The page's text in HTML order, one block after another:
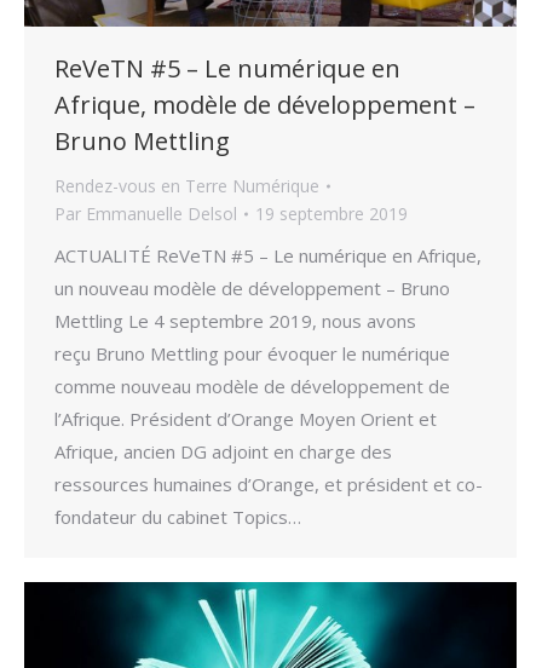
ReVeTN #5 – Le numérique en
Afrique, modèle de développement –
Bruno Mettling
Rendez-vous en Terre Numérique
Par Emmanuelle Delsol 19 septembre 2019
ACTUALITÉ ReVeTN #5 – Le numérique en Afrique,
un nouveau modèle de développement – Bruno
Mettling Le 4 septembre 2019, nous avons
reçu Bruno Mettling pour évoquer le numérique
comme nouveau modèle de développement de
l’Afrique. Président d’Orange Moyen Orient et
Afrique, ancien DG adjoint en charge des
ressources humaines d’Orange, et président et co-
fondateur du cabinet Topics…